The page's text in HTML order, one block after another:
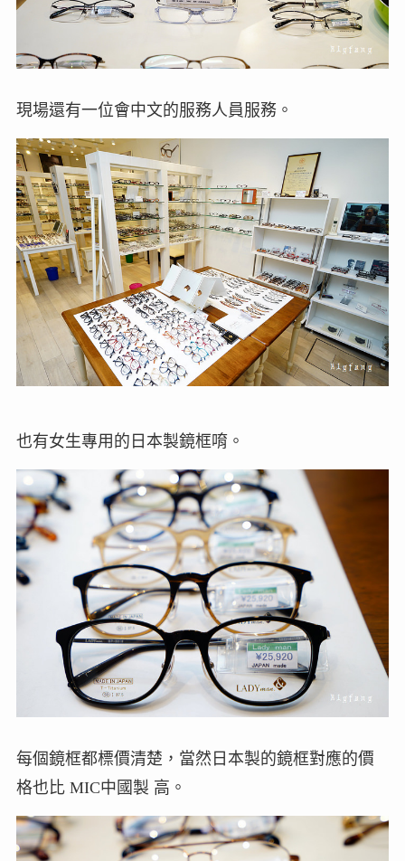
現場還有一位會中文的服務人員服務。
也有女生專用的日本製鏡框唷。
每個鏡框都標價清楚，當然日本製的鏡框對應的價
格也比 MIC中國製 高。